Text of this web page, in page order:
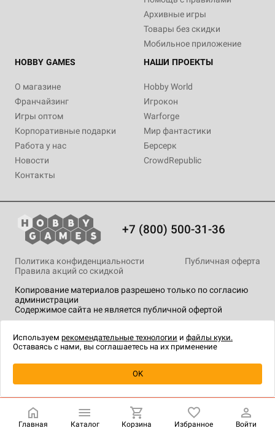
Купить
Архивные игры
Товары без скидки
Мобильное приложение
HOBBY GAMES
О магазине
Франчайзинг
Игры оптом
Корпоративные подарки
Работа у нас
Новости
Контакты
НАШИ ПРОЕКТЫ
Hobby World
Игрокон
Warforge
Мир фантастики
Берсерк
CrowdRepublic
+7 (800) 500-31-36
Копирование материалов разрешено только по согласию
администрации
Содержимое сайта не является публичной офертой
Политика конфиденциальности
Публичная оферта
Правила акций со скидкой
технологии.
Главная Каталог Корзина Избранное Войти
Используем рекомендательные технологии и файлы куки.
Оставаясь с нами, вы соглашаетесь на их применение
OK